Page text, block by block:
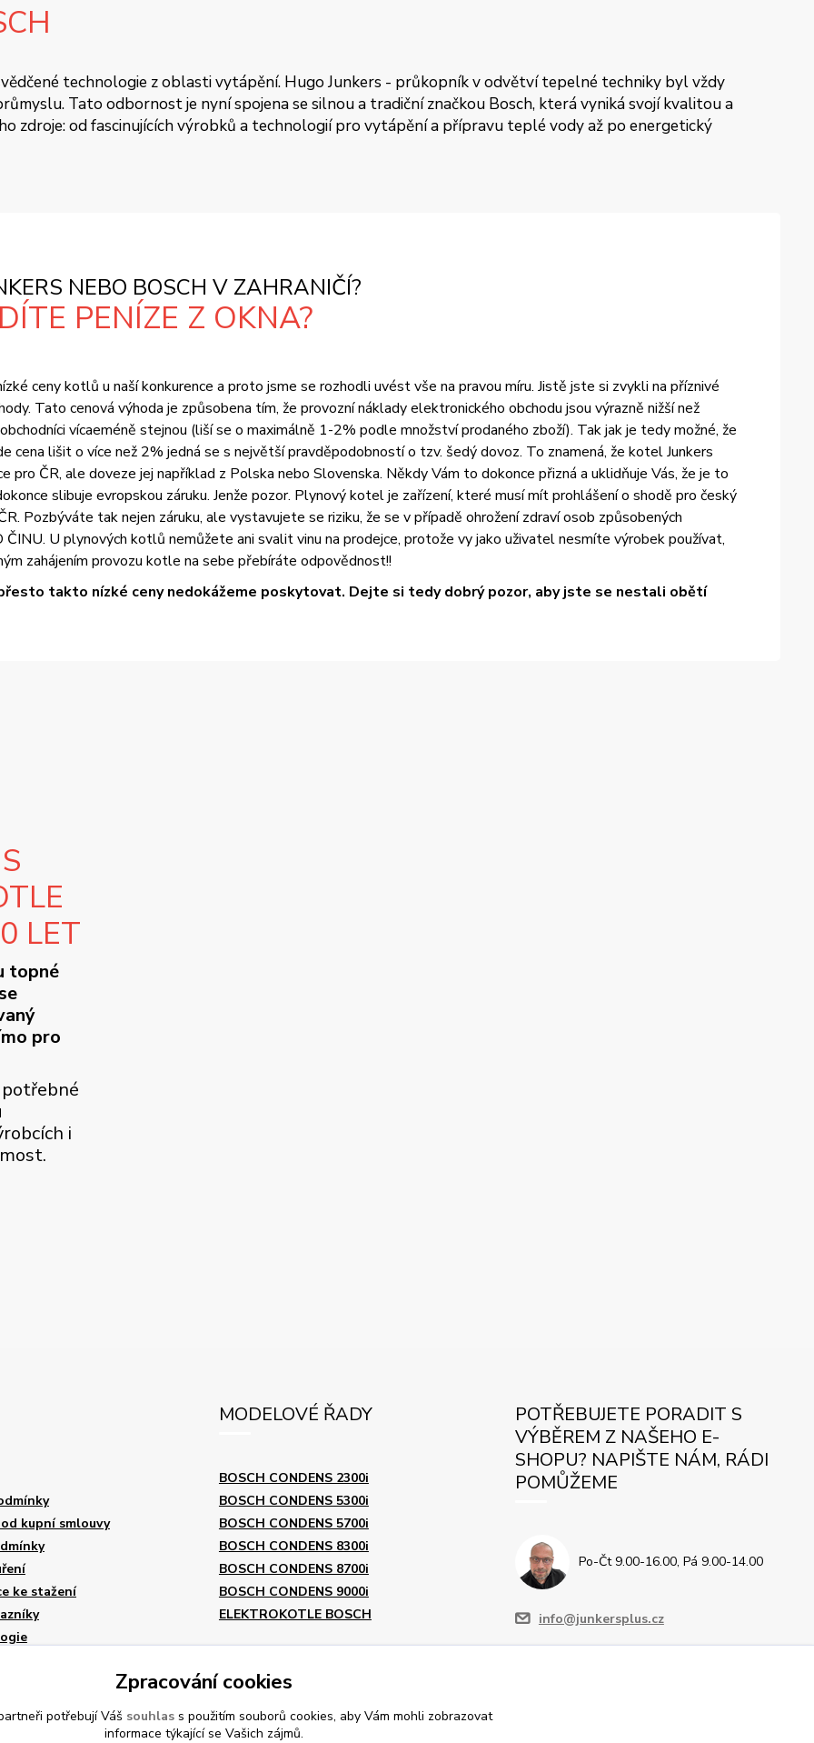
technologie z oblasti vytápění. Hugo Junkers - průkopník v odvětví tepelné techniky byl vždy
Tato odbornost je nyní spojena se silnou a tradiční značkou Bosch, která vyniká svojí kvalitou a
zdroje: od fascinujících výrobků a technologií pro vytápění a přípravu teplé vody až po energetický
NEBO BOSCH V ZAHRANIČÍ?
PENÍZE Z OKNA?
ceny kotlů u naší konkurence a proto jsme se rozhodli uvést vše na pravou míru. Jistě jste si zvykli na příznivé
Tato cenová výhoda je způsobena tím, že provozní náklady elektronického obchodu jsou výrazně nižší než
vícaeméně stejnou (liší se o maximálně 1-2% podle množství prodaného zboží). Tak jak je tedy možné, že
cena lišit o více než 2% jedná se s největší pravděpodobností o tzv. šedý dovoz. To znamená, že kotel Junkers
pro ČR, ale doveze jej například z Polska nebo Slovenska. Někdy Vám to dokonce přizná a uklidňuje Vás, že je to
slibuje evropskou záruku. Jenže pozor. Plynový kotel je zařízení, které musí mít prohlášení o shodě pro český
Pozbýváte tak nejen záruku, ale vystavujete se riziku, že se v případě ohrožení zdraví osob způsobených
U plynových kotlů nemůžete ani svalit vinu na prodejce, protože vy jako uživatel nesmíte výrobek používat,
zahájením provozu kotle na sebe přebíráte odpovědnost!!
přesto takto nízké ceny nedokážeme poskytovat. Dejte si tedy dobrý pozor, aby jste se nestali obětí
LET
topné
pro
i
kupní smlouvy
ke stažení
MODELOVÉ ŘADY
BOSCH CONDENS 2300i
BOSCH CONDENS 5300i
BOSCH CONDENS 5700i
BOSCH CONDENS 8300i
BOSCH CONDENS 8700i
BOSCH CONDENS 9000i
ELEKTROKOTLE BOSCH
POTŘEBUJETE PORADIT S
VÝBĚREM Z NAŠEHO E-
SHOPU? NAPIŠTE NÁM, RÁDI
POMŮŽEME
Po-Čt 9.00-16.00, Pá 9.00-14.00
info@junkersplus.cz
Zpracování cookies
potřebují Váš souhlass použitím souborů cookies, aby Vám mohli zobrazovat
informace týkající se Vašich zájmů.